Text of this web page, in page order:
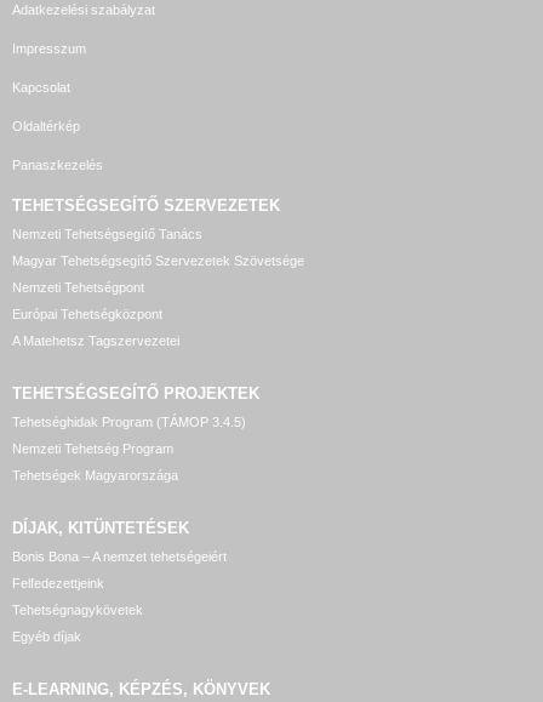
Adatkezelési szabályzat
Impresszum
Kapcsolat
Oldaltérkép
Panaszkezelés
TEHETSÉGSEGÍTŐ SZERVEZETEK
Nemzeti Tehetségsegítő Tanács
Magyar Tehetségsegítő Szervezetek Szövetsége
Nemzeti Tehetségpont
Európai Tehetségközpont
A Matehetsz Tagszervezetei
TEHETSÉGSEGÍTŐ PROJEKTEK
Tehetséghidak Program (TÁMOP 3.4.5)
Nemzeti Tehetség Program
Tehetségek Magyarországa
DÍJAK, KITÜNTETÉSEK
Bonis Bona – A nemzet tehetségeiért
Felfedezettjeink
Tehetségnagykövetek
Egyéb díjak
E-LEARNING, KÉPZÉS, KÖNYVEK